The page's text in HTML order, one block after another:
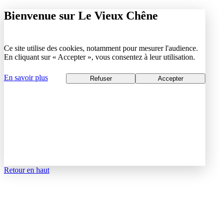
Bienvenue sur Le Vieux Chêne
Ce site utilise des cookies, notamment pour mesurer l'audience.
En cliquant sur « Accepter », vous consentez à leur utilisation.
En savoir plus Refuser Accepter
Retour en haut